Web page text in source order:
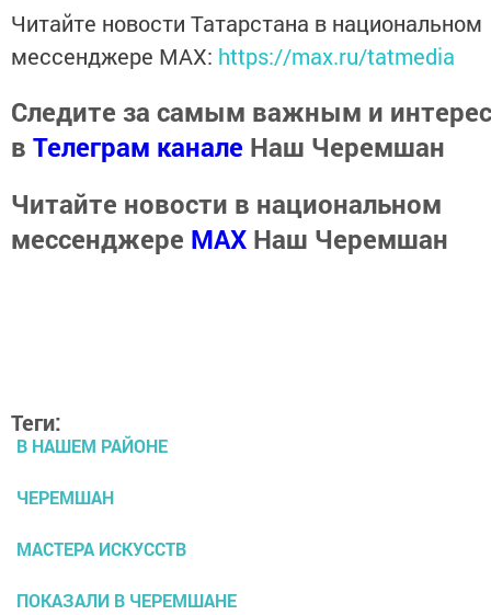
Читайте новости Татарстана в национальном
мессенджере MАХ: https://max.ru/tatmedia
Следите за самым важным и
в Телеграм канале Наш Черемшан
Читайте новости в национальном
мессенджере MАХ Наш Черемшан
Теги:
В НАШЕМ РАЙОНЕ
ЧЕРЕМШАН
МАСТЕРА ИСКУССТВ
ПОКАЗАЛИ В ЧЕРЕМШАНЕ